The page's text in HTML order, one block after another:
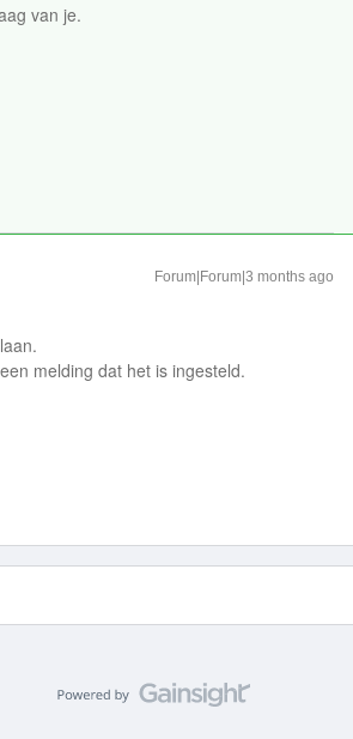
van je.
Forum|Forum|3 months ago
melding dat het is ingesteld.